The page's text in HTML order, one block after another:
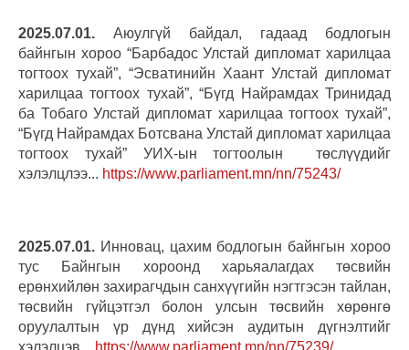
2025.07.01. Аюулгүй байдал, гадаад бодлогын
байнгын хороо “Барбадос Улстай дипломат харилцаа
тогтоох тухай”, “Эсватинийн Хаант Улстай дипломат
харилцаа тогтоох тухай”, “Бүгд Найрамдах Тринидад
ба Тобаго Улстай дипломат харилцаа тогтоох тухай”,
“Бүгд Найрамдах Ботсвана Улстай дипломат харилцаа
тогтоох тухай” УИХ-ын тогтоолын төслүүдийг
хэлэлцлээ... https://www.parliament.mn/nn/75243/
2025.07.01. Инновац, цахим бодлогын байнгын хороо
тус Байнгын хороонд харьяалагдах төсвийн
ерөнхийлөн захирагчдын санхүүгийн нэгтгэсэн тайлан,
төсвийн гүйцэтгэл болон улсын төсвийн хөрөнгө
оруулалтын үр дүнд хийсэн аудитын дүгнэлтийг
хэлэлцэв... https://www.parliament.mn/nn/75239/